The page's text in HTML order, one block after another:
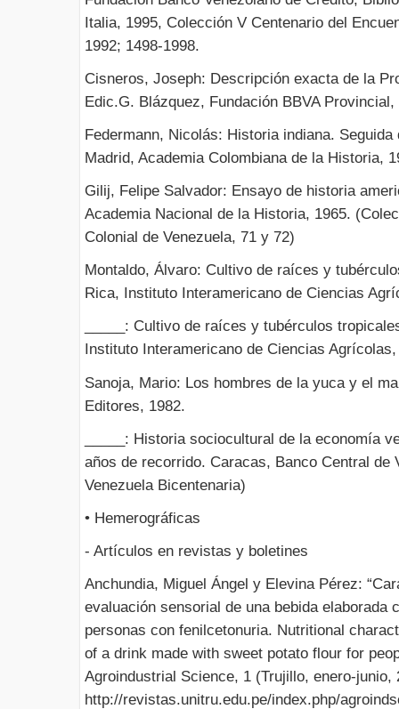
Italia, 1995, Colección V Centenario del
1992; 1498-1998.
Cisneros, Joseph: Descripción exacta de la
Edic.G. Blázquez, Fundación BBVA Provincial,
Federmann, Nicolás: Historia indiana.
Madrid, Academia Colombiana de la Historia,
Gilij, Felipe Salvador: Ensayo de historia
Academia Nacional de la Historia, 1965.
Colonial de Venezuela, 71 y 72)
Montaldo, Álvaro: Cultivo de raíces y
Rica, Instituto Interamericano de Ciencias
_____: Cultivo de raíces y tubérculos
Instituto Interamericano de Ciencias
Sanoja, Mario: Los hombres de la yuca y el
Editores, 1982.
_____: Historia sociocultural de la economía
años de recorrido. Caracas, Banco Central de
Venezuela Bicentenaria)
• Hemerográficas
- Artículos en revistas y boletines
Anchundia, Miguel Ángel y Elevina Pérez:
evaluación sensorial de una bebida elaborada
personas con fenilcetonuria. Nutritional
of a drink made with sweet potato flour for
Agroindustrial Science, 1 (Trujillo, enero-junio,
http://revistas.unitru.edu.pe/index.php/